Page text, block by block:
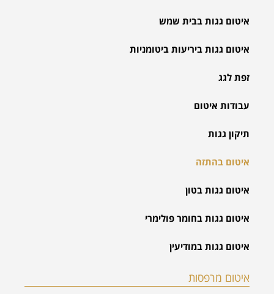
איטום גגות בבית שמש
איטום גגות ביריעות ביטומניות
זפת לגג
עבודות איטום
תיקון גגות
איטום בהתזה
איטום גגות בטון
איטום גגות בחומר פולימרי
איטום גגות במודיעין
איטום מרפסות